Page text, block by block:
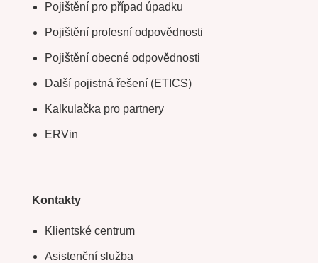
Pojištění pro případ úpadku
Pojištění profesní odpovědnosti
Pojištění obecné odpovědnosti
Další pojistná řešení (ETICS)
Kalkulačka pro partnery
ERVin
Kontakty
Klientské centrum
Asistenční služba